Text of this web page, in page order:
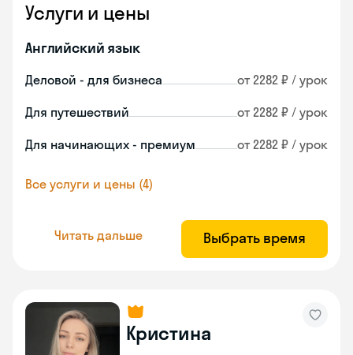
Услуги и цены
Английский язык
Деловой - для бизнеса от 2282 ₽ / урок
Для путешествий от 2282 ₽ / урок
Для начинающих - премиум от 2282 ₽ / урок
Все услуги и цены (4)
Читать дальше Выбрать время
Кристина